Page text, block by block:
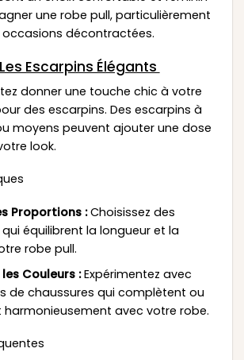
une robe pull, particulièrement
décontractées.
Escarpins Élégants
donner une touche chic à votre
des escarpins. Des escarpins à
moyens peuvent ajouter une dose
look.
Proportions :Choisissez des
équilibrent la longueur et la
robe pull.
Couleurs :Expérimentez avec
de chaussures qui complètent ou
avec votre robe.